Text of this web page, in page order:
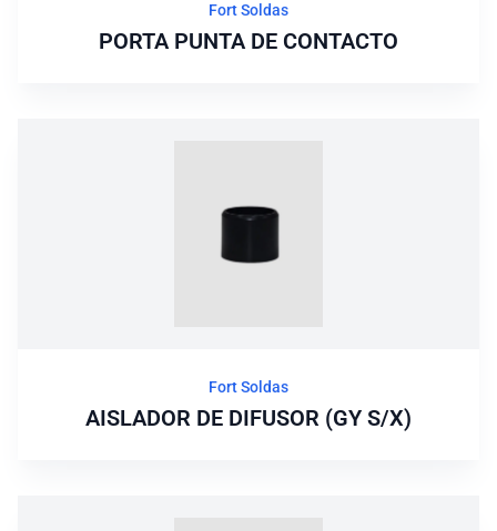
Fort Soldas
PORTA PUNTA DE CONTACTO
Fort Soldas
AISLADOR DE DIFUSOR (GY S/X)